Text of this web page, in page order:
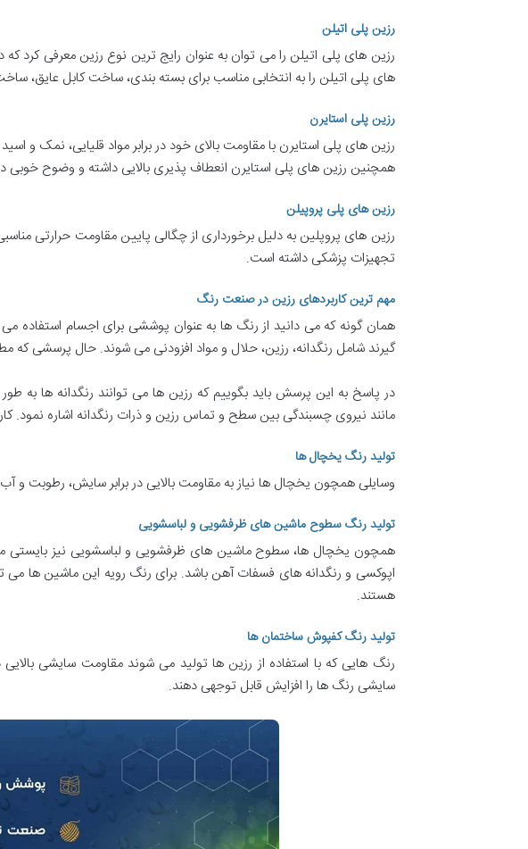
رزین پلی اتیلن
رزین های پلی اتیلن را می توان به عنوان رایج ترین نوع رزین معرفی کرد
های پلی اتیلن را به انتخابی مناسب برای بسته بندی، ساخت کابل عایق،
رزین پلی استایرن
رزین های پلی استایرن با مقاومت بالای خود در برابر مواد قلیایی، نمک و
همچنین رزین های پلی استایرن انعطاف پذیری بالایی داشته و وضوح خوبی
رزین های پلی پروپیلن
رزین های پروپلین به دلیل برخورداری از چگالی پایین مقاومت حرارتی
تجهیزات پزشکی داشته است.
مهم ترین کاربردهای رزین در صنعت رنگ
همان گونه که می دانید از رنگ ها به عنوان پوششی برای اجسام استفاده
گیرند شامل رنگدانه، رزین، حلال و مواد افزودنی می شوند. حال پرسشی
در پاسخ به این پرسش باید بگوییم که رزین ها می توانند رنگدانه ها به
مانند نیروی چسبندگی بین سطح و تماس رزین و ذرات رنگدانه اشاره نمود.
تولید رنگ یخچال ها
وسایلی همچون یخچال ها نیاز به مقاومت بالایی در برابر سایش، رطوبت و
تولید رنگ سطوح ماشین های ظرفشویی و لباسشویی
همچون یخچال ها، سطوح ماشین های ظرفشویی و لباسشویی نیز بایستی
اپوکسی و رنگدانه های فسفات آهن باشد. برای رنگ رویه این ماشین ها می
هستند.
تولید رنگ کفپوش ساختمان ها
رنگ هایی که با استفاده از رزین ها تولید می شوند مقاومت سایشی
سایشی رنگ ها را افزایش قابل توجهی دهند.